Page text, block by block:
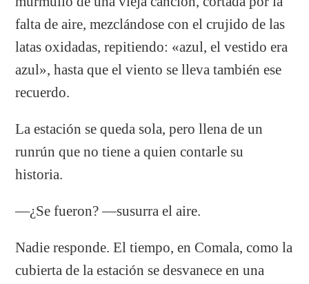
falta de aire, mezclándose con el crujido de las
latas oxidadas, repitiendo: «azul, el vestido era
azul», hasta que el viento se lleva también ese
recuerdo.
La estación se queda sola, pero llena de un
runrún que no tiene a quien contarle su
historia.
—¿Se fueron? —susurra el aire.
Nadie responde. El tiempo, en Comala, como la
cubierta de la estación se desvanece en una